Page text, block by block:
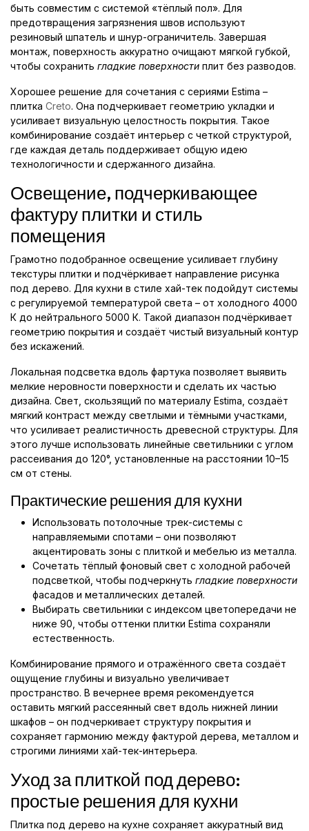
быть совместим с системой «тёплый пол». Для
предотвращения загрязнения швов используют
резиновый шпатель и шнур-ограничитель. Завершая
монтаж, поверхность аккуратно очищают мягкой губкой,
чтобы сохранить гладкие поверхности плит без разводов.
Хорошее решение для сочетания с сериями Estima –
плитка Creto. Она подчеркивает геометрию укладки и
усиливает визуальную целостность покрытия. Такое
комбинирование создаёт интерьер с четкой структурой,
где каждая деталь поддерживает общую идею
технологичности и сдержанного дизайна.
Освещение, подчеркивающее
фактуру плитки и стиль
помещения
Грамотно подобранное освещение усиливает глубину
текстуры плитки и подчёркивает направление рисунка
под дерево. Для кухни в стиле хай-тек подойдут системы
с регулируемой температурой света – от холодного 4000
К до нейтрального 5000 К. Такой диапазон подчёркивает
геометрию покрытия и создаёт чистый визуальный контур
без искажений.
Локальная подсветка вдоль фартука позволяет выявить
мелкие неровности поверхности и сделать их частью
дизайна. Свет, скользящий по материалу Estima, создаёт
мягкий контраст между светлыми и тёмными участками,
что усиливает реалистичность древесной структуры. Для
этого лучше использовать линейные светильники с углом
рассеивания до 120°, установленные на расстоянии 10–15
см от стены.
Практические решения для кухни
Использовать потолочные трек-системы с
направляемыми спотами – они позволяют
акцентировать зоны с плиткой и мебелью из металла.
Сочетать тёплый фоновый свет с холодной рабочей
подсветкой, чтобы подчеркнуть гладкие поверхности
фасадов и металлических деталей.
Выбирать светильники с индексом цветопередачи не
ниже 90, чтобы оттенки плитки Estima сохраняли
естественность.
Комбинирование прямого и отражённого света создаёт
ощущение глубины и визуально увеличивает
пространство. В вечернее время рекомендуется
оставить мягкий рассеянный свет вдоль нижней линии
шкафов – он подчеркивает структуру покрытия и
сохраняет гармонию между фактурой дерева, металлом и
строгими линиями хай-тек-интерьера.
Уход за плиткой под дерево:
простые решения для кухни
Плитка под дерево на кухне сохраняет аккуратный вид